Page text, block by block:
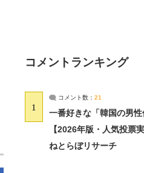
コメントランキング
1
コメント数： 21
一番好きな「韓国の男性
【2026年版・人気投票
ねとらぼリサーチ